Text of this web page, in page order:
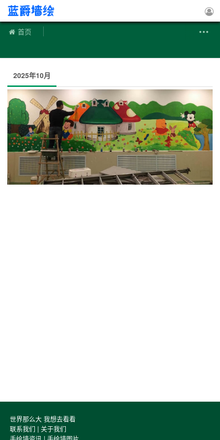
首页
2025年10月
世界那么大 我想去看看
联系我们 | 关于我们